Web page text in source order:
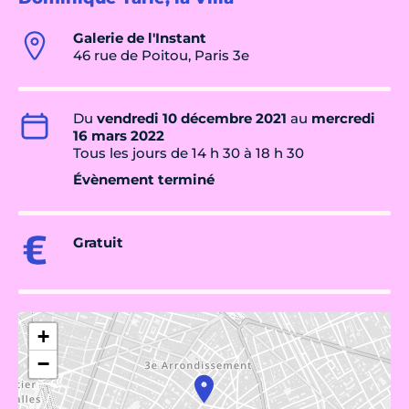
Galerie de l'Instant
46 rue de Poitou, Paris 3e
Du vendredi 10 décembre 2021 au mercredi
16 mars 2022
Tous les jours de 14 h 30 à 18 h 30
Évènement terminé
Gratuit
+
−